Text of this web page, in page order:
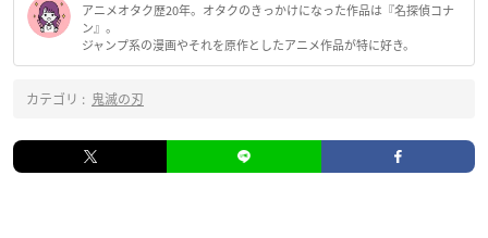
アニメオタク歴20年。オタクのきっかけになった作品は『名探偵コナ
ン』。
ジャンプ系の漫画やそれを原作としたアニメ作品が特に好き。
カテゴリ : 鬼滅の刃